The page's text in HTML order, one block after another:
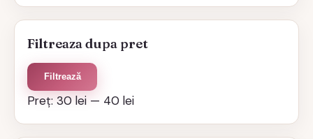
Filtreaza dupa pret
Preț
minim
Preț
maxim
Filtrează
Preț:30 lei — 40 lei